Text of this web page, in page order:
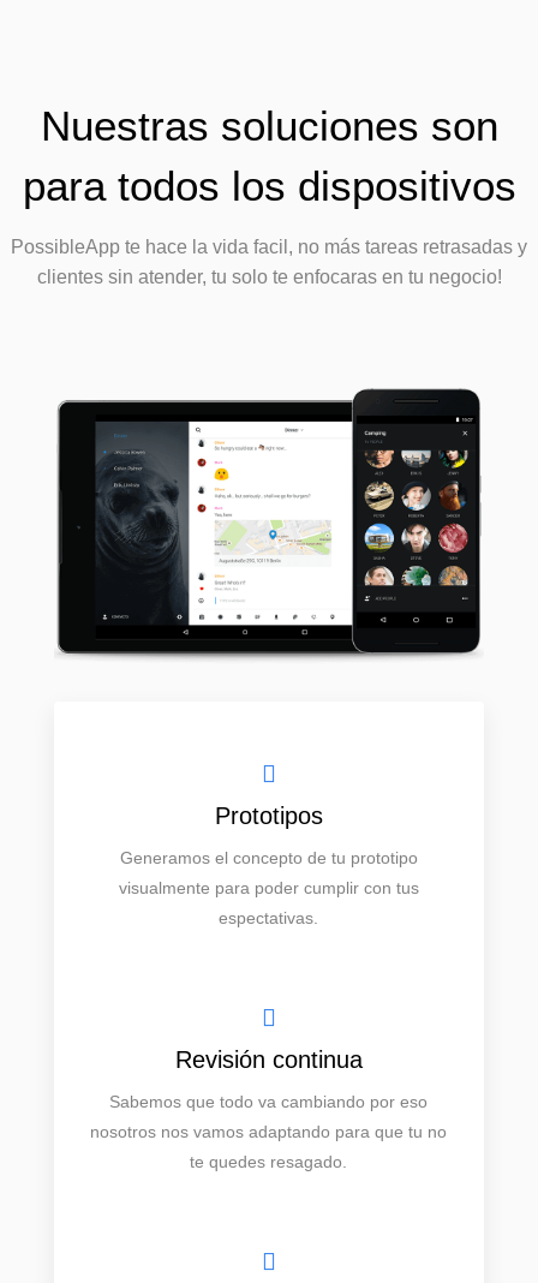
Nuestras soluciones son
para todos los dispositivos
PossibleApp te hace la vida facil, no más tareas retrasadas y
clientes sin atender, tu solo te enfocaras en tu negocio!
Prototipos
Generamos el concepto de tu prototipo
visualmente para poder cumplir con tus
espectativas.
Revisión continua
Sabemos que todo va cambiando por eso
nosotros nos vamos adaptando para que tu no
te quedes resagado.